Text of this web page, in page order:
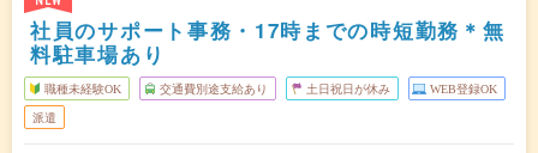
社員のサポート事務・17時までの時短勤務＊無
料駐車場あり
職種未経験OK 交通費別途支給あり 土日祝日が休み WEB登録OK
派遣